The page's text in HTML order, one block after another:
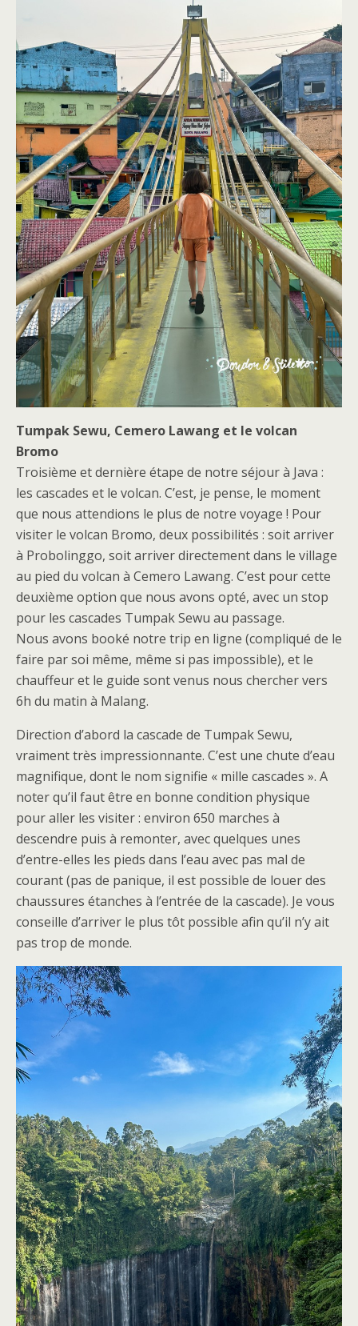
Tumpak Sewu, Cemero Lawang et le volcan
Bromo
Troisième et dernière étape de notre séjour à Java :
les cascades et le volcan. C’est, je pense, le moment
que nous attendions le plus de notre voyage ! Pour
visiter le volcan Bromo, deux possibilités : soit arriver
à Probolinggo, soit arriver directement dans le village
au pied du volcan à Cemero Lawang. C’est pour cette
deuxième option que nous avons opté, avec un stop
pour les cascades Tumpak Sewu au passage.
Nous avons booké notre trip en ligne (compliqué de le
faire par soi même, même si pas impossible), et le
chauffeur et le guide sont venus nous chercher vers
6h du matin à Malang.
Direction d’abord la cascade de Tumpak Sewu,
vraiment très impressionnante. C’est une chute d’eau
magnifique, dont le nom signifie « mille cascades ». A
noter qu’il faut être en bonne condition physique
pour aller les visiter : environ 650 marches à
descendre puis à remonter, avec quelques unes
d’entre-elles les pieds dans l’eau avec pas mal de
courant (pas de panique, il est possible de louer des
chaussures étanches à l’entrée de la cascade). Je vous
conseille d’arriver le plus tôt possible afin qu’il n’y ait
pas trop de monde.